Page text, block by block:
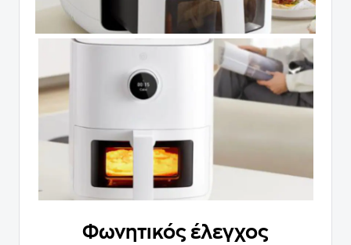
Φωνητικός έλεγχος